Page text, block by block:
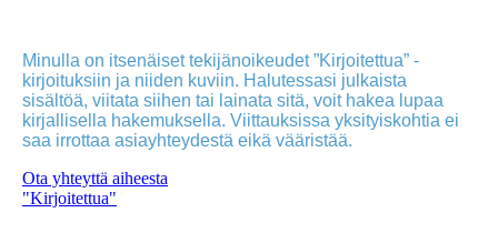
Minulla on itsenäiset tekijänoikeudet ”Kirjoitettua” -
kirjoituksiin ja niiden kuviin. Halutessasi julkaista
sisältöä, viitata siihen tai lainata sitä, voit hakea lupaa
kirjallisella hakemuksella. Viittauksissa yksityiskohtia ei
saa irrottaa asiayhteydestä eikä vääristää.
Ota yhteyttä aiheesta
"Kirjoitettua"